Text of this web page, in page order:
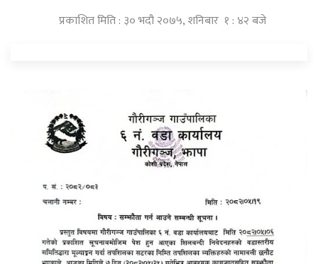
प्रकाशित मिति : ३० भदौ २०७५, शनिबार १ : ४२ बजे